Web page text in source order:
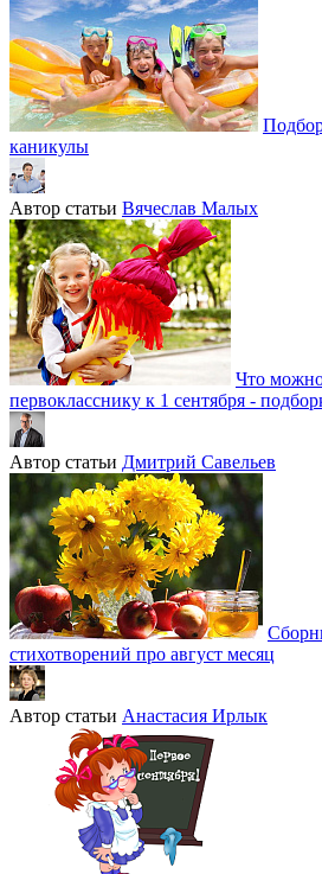
каникулы
Автор статьи Вячеслав Малых
Что
первокласснику к 1 сентября -
Автор статьи Дмитрий Савельев
стихотворений про август месяц
Автор статьи Анастасия Ирлык